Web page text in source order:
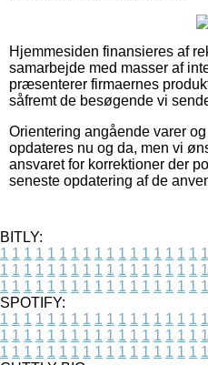
Hjemmesiden finansieres af
samarbejde med masser af
præsenterer firmaernes
såfremt de besøgende vi
Orientering angående varer
opdateres nu og da, men vi
ansvaret for korrektioner der
seneste opdatering af de
BITLY:
1 1 1 1 1 1 1 1 1 1 1 1 1 1 1 1 1 1
1 1 1 1 1 1 1 1 1 1 1 1 1 1 1 1 1 1
1 1 1 1 1 1 1 1 1 1 1 1 1 1 1 1 1 1
SPOTIFY:
1 1 1 1 1 1 1 1 1 1 1 1 1 1 1 1 1 1
1 1 1 1 1 1 1 1 1 1 1 1 1 1 1 1 1 1
1 1 1 1 1 1 1 1 1 1 1 1 1 1 1 1 1 1